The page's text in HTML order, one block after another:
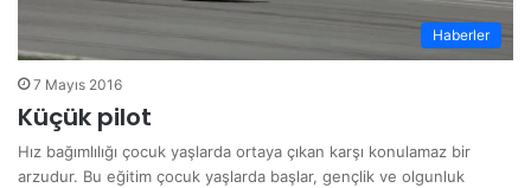
Haberler
7 Mayıs 2016
Küçük pilot
Hız bağımlılığı çocuk yaşlarda ortaya çıkan karşı konulamaz bir
arzudur. Bu eğitim çocuk yaşlarda başlar, gençlik ve olgunluk